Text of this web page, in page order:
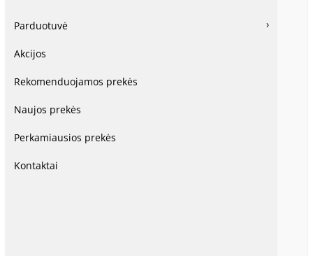
Parduotuvė
Akcijos
Rekomenduojamos prekės
Naujos prekės
Perkamiausios prekės
Kontaktai